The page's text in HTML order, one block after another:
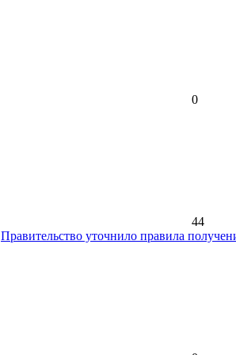
0
44
Правительство уточнило правила